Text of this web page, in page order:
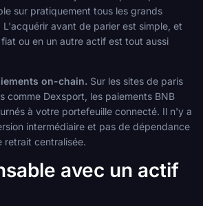
sur pratiquement tous les grands
avant de parier est simple, et
ou en un autre actif est tout aussi
on-chain. Sur les sites de paris
comme Dexsport, les paiements BNB
à votre portefeuille connecté. Il n'y a
intermédiaire et pas de dépendance
retrait centralisée.
avec un actif